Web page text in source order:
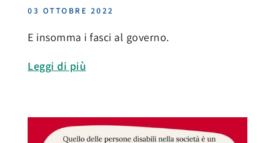
03 OTTOBRE 2022
E insomma i fasci al governo.
Leggi di più